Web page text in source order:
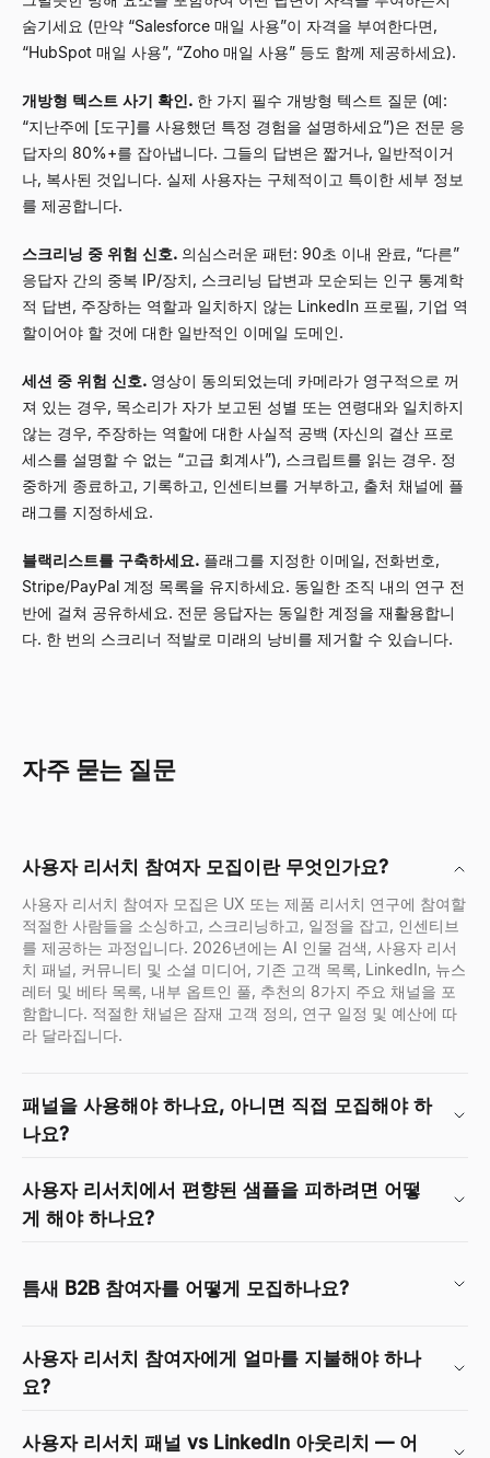
숨기세요 (만약 “Salesforce 매일 사용”이 자격을 부여한다면,
“HubSpot 매일 사용”, “Zoho 매일 사용” 등도 함께 제공하세요).
개방형 텍스트 사기 확인. 한 가지 필수 개방형 텍스트 질문 (예:
“지난주에 [도구]를 사용했던 특정 경험을 설명하세요”)은 전문 응
답자의 80%+를 잡아냅니다. 그들의 답변은 짧거나, 일반적이거
나, 복사된 것입니다. 실제 사용자는 구체적이고 특이한 세부 정보
를 제공합니다.
스크리닝 중 위험 신호. 의심스러운 패턴: 90초 이내 완료, “다른”
응답자 간의 중복 IP/장치, 스크리닝 답변과 모순되는 인구 통계학
적 답변, 주장하는 역할과 일치하지 않는 LinkedIn 프로필, 기업 역
할이어야 할 것에 대한 일반적인 이메일 도메인.
세션 중 위험 신호. 영상이 동의되었는데 카메라가 영구적으로 꺼
져 있는 경우, 목소리가 자가 보고된 성별 또는 연령대와 일치하지
않는 경우, 주장하는 역할에 대한 사실적 공백 (자신의 결산 프로
세스를 설명할 수 없는 “고급 회계사”), 스크립트를 읽는 경우. 정
중하게 종료하고, 기록하고, 인센티브를 거부하고, 출처 채널에 플
래그를 지정하세요.
블랙리스트를 구축하세요. 플래그를 지정한 이메일, 전화번호,
Stripe/PayPal 계정 목록을 유지하세요. 동일한 조직 내의 연구 전
반에 걸쳐 공유하세요. 전문 응답자는 동일한 계정을 재활용합니
다. 한 번의 스크리너 적발로 미래의 낭비를 제거할 수 있습니다.
자주 묻는 질문
사용자 리서치 참여자 모집이란 무엇인가요?
사용자 리서치 참여자 모집은 UX 또는 제품 리서치 연구에 참여할
적절한 사람들을 소싱하고, 스크리닝하고, 일정을 잡고, 인센티브
를 제공하는 과정입니다. 2026년에는 AI 인물 검색, 사용자 리서
치 패널, 커뮤니티 및 소셜 미디어, 기존 고객 목록, LinkedIn, 뉴스
레터 및 베타 목록, 내부 옵트인 풀, 추천의 8가지 주요 채널을 포
함합니다. 적절한 채널은 잠재 고객 정의, 연구 일정 및 예산에 따
라 달라집니다.
패널을 사용해야 하나요, 아니면 직접 모집해야 하
나요?
사용자 리서치에서 편향된 샘플을 피하려면 어떻
게 해야 하나요?
틈새 B2B 참여자를 어떻게 모집하나요?
사용자 리서치 참여자에게 얼마를 지불해야 하나
요?
사용자 리서치 패널 vs LinkedIn 아웃리치 — 어